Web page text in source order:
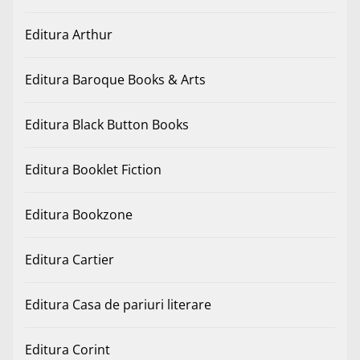
Editura Arthur
Editura Baroque Books & Arts
Editura Black Button Books
Editura Booklet Fiction
Editura Bookzone
Editura Cartier
Editura Casa de pariuri literare
Editura Corint